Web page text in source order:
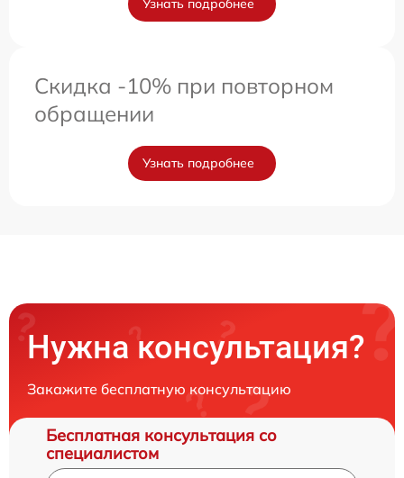
Скидка -10% при повторном
обращении
Узнать подробнее
Нужна консультация?
Закажите бесплатную консультацию
Бесплатная консультация со
специалистом